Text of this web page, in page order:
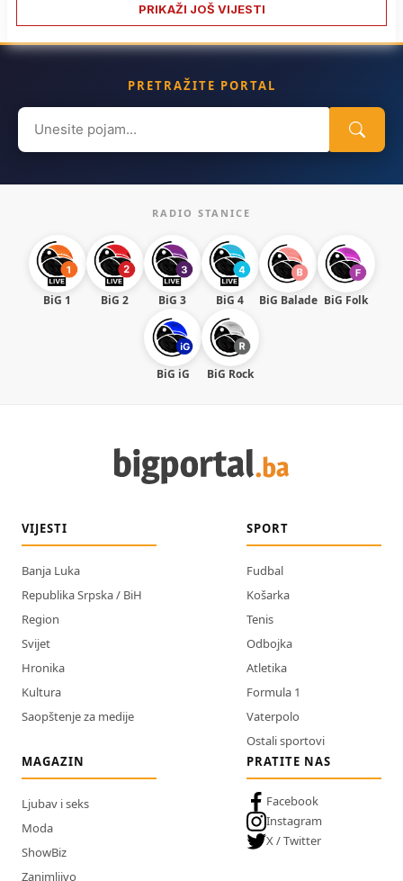
PRIKAŽI JOŠ VIJESTI
PRETRAŽITE PORTAL
Search
for:
RADIO STANICE
BiG 1 BiG 2 BiG 3 BiG 4 BiG Balade BiG Folk
BiG iG BiG Rock
VIJESTI
Banja Luka
Republika Srpska / BiH
Region
Svijet
Hronika
Kultura
Saopštenje za medije
SPORT
Fudbal
Košarka
Tenis
Odbojka
Atletika
Formula 1
Vaterpolo
Ostali sportovi
MAGAZIN
Ljubav i seks
Moda
ShowBiz
Zanimljivo
PRATITE NAS
Facebook
Instagram
X / Twitter